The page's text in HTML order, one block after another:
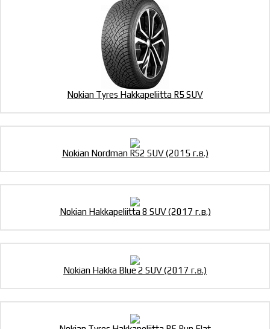
Nokian Tyres Hakkapeliitta R5 SUV
Nokian Nordman RS2 SUV (2015 г.в.)
Nokian Hakkapeliitta 8 SUV (2017 г.в.)
Nokian Hakka Blue 2 SUV (2017 г.в.)